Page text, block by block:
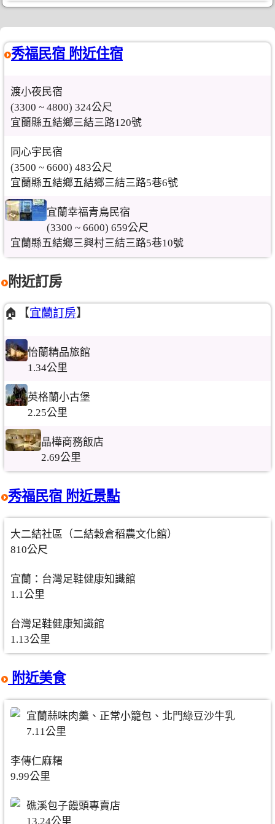
秀福民宿 附近住宿
渡小夜民宿
(3300 ~ 4800) 324公尺
宜蘭縣五結鄉三結三路120號
同心宇民宿
(3500 ~ 6600) 483公尺
宜蘭縣五結鄉五結鄉三結三路5巷6號
宜蘭幸福青鳥民宿
(3300 ~ 6600) 659公尺
宜蘭縣五結鄉三興村三結三路5巷10號
附近訂房
🏠【宜蘭訂房】
怡蘭精品旅館
1.34公里
英格蘭小古堡
2.25公里
晶樺商務飯店
2.69公里
秀福民宿 附近景點
大二結社區（二結穀倉稻農文化館）
810公尺
宜蘭：台灣足鞋健康知識館
1.1公里
台灣足鞋健康知識館
1.13公里
附近美食
宜蘭蒜味肉羹、正常小籠包、北門綠豆沙牛乳
7.11公里
李傳仁麻糬
9.99公里
礁溪包子饅頭專賣店
13.24公里